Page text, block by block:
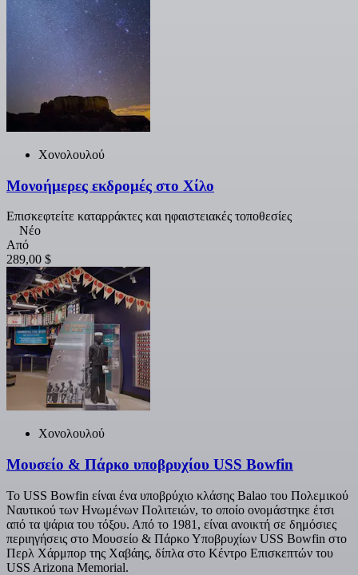
Χονολουλού
Μονοήμερες εκδρομές στο Χίλο
Επισκεφτείτε καταρράκτες και ηφαιστειακές τοποθεσίες
Νέο
Από
289,00 $
Χονολουλού
Μουσείο & Πάρκο υποβρυχίου USS Bowfin
Το USS Bowfin είναι ένα υποβρύχιο κλάσης Balao του Πολεμικού
Ναυτικού των Ηνωμένων Πολιτειών, το οποίο ονομάστηκε έτσι
από τα ψάρια του τόξου. Από το 1981, είναι ανοικτή σε δημόσιες
περιηγήσεις στο Μουσείο & Πάρκο Υποβρυχίων USS Bowfin στο
Περλ Χάρμπορ της Χαβάης, δίπλα στο Κέντρο Επισκεπτών του
USS Arizona Memorial.